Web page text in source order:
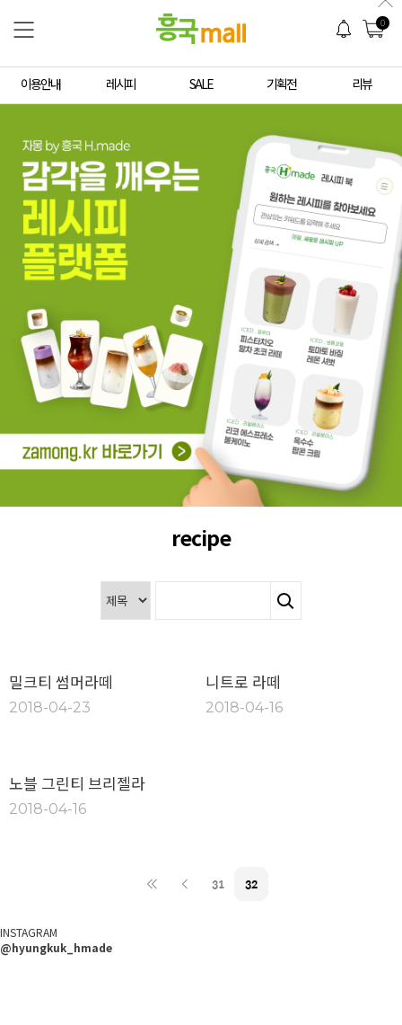
0
이용안내 레시피 SALE 기획전 리뷰
recipe
밀크티 썸머라떼
2018-04-23
니트로 라떼
2018-04-16
노블 그린티 브리젤라
2018-04-16
31 32
INSTAGRAM
@hyungkuk_hmade